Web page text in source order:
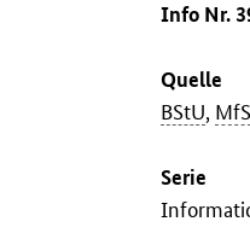
Info Nr.
Quelle
BStU, MfS
Serie